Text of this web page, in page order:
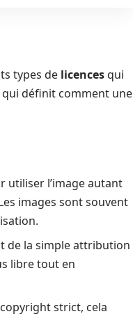
types de licencesqui
qui définit comment une
utiliser l’image autant
images sont souvent
de la simple attribution
libre tout en
strict, cela